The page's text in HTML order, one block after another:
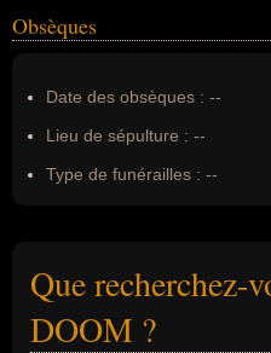
Obsèques
Date des obsèques : --
Lieu de sépulture : --
Type de funérailles : --
Que recherchez-
DOOM ?